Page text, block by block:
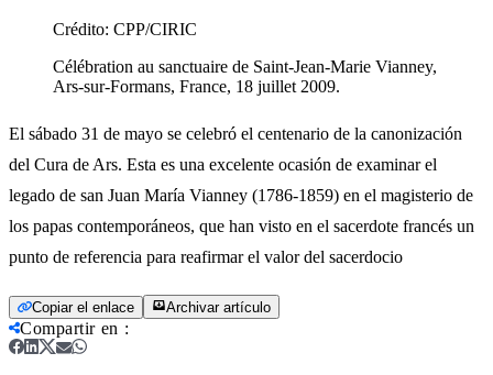
Crédito: CPP/CIRIC
Célébration au sanctuaire de Saint-Jean-Marie Vianney,
Ars-sur-Formans, France, 18 juillet 2009.
El sábado 31 de mayo se celebró el centenario de la canonización
del Cura de Ars. Esta es una excelente ocasión de examinar el
legado de san Juan María Vianney (1786-1859) en el magisterio de
los papas contemporáneos, que han visto en el sacerdote francés un
punto de referencia para reafirmar el valor del sacerdocio
Copiar el enlace Archivar artículo
Compartir en :